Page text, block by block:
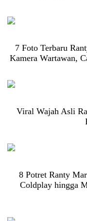
7 Foto Terbaru
Kamera Wartawan,
Viral Wajah Asli
8 Potret Ranty
Coldplay hingga